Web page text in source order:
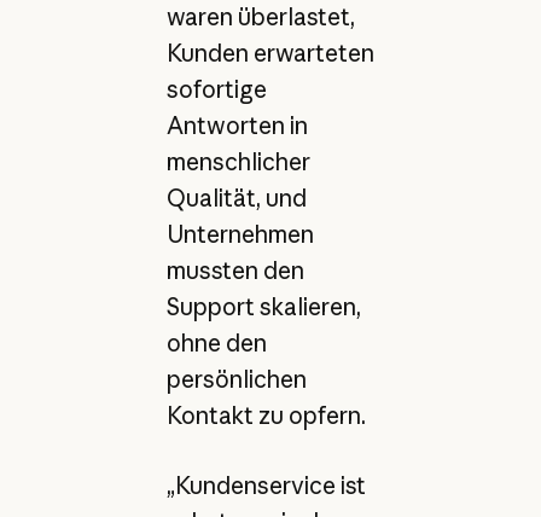
waren überlastet,
Kunden erwarteten
sofortige
Antworten in
menschlicher
Qualität, und
Unternehmen
mussten den
Support skalieren,
ohne den
persönlichen
Kontakt zu opfern.
„Kundenservice ist